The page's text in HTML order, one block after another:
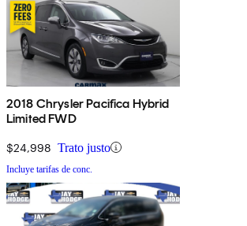
2018 Chrysler Pacifica Hybrid
Limited FWD
$24,998 Trato justo
Incluye tarifas de conc.